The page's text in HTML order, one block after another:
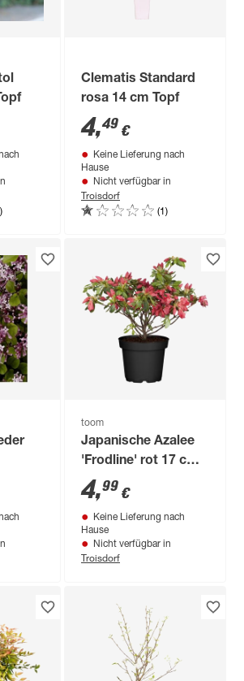
Clematis Standard
rosa 14 cm Topf
4,49 €
Keine Lieferung nach
Hause
Nicht verfügbar in
Troisdorf
(1)
toom
Japanische Azalee
'Frodline' rot 17 cm
Topf
4,99 €
Keine Lieferung nach
Hause
Nicht verfügbar in
Troisdorf